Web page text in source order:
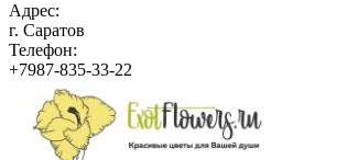
Адрес:
г. Саратов
Телефон:
+7987-835-33-22